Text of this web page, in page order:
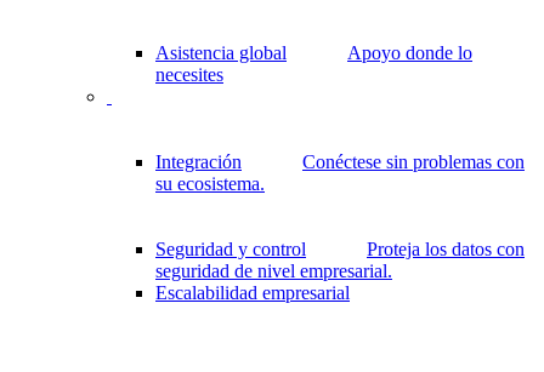
Asistencia global
Apoyo donde lo
necesites
Integración
Conéctese sin problemas con
su ecosistema.
Seguridad y control
Proteja los datos con
seguridad de nivel empresarial.
Escalabilidad empresarial